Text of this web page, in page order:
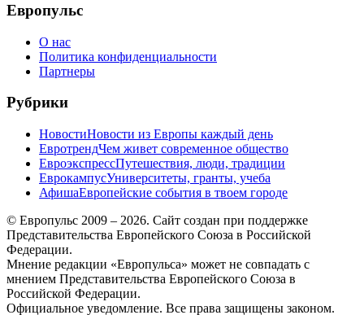
Европульс
О нас
Политика конфиденциальности
Партнеры
Рубрики
НовостиНовости из Европы каждый день
ЕвротрендЧем живет современное общество
ЕвроэкспрессПутешествия, люди, традиции
ЕврокампусУниверситеты, гранты, учеба
АфишаЕвропейские события в твоем городе
© Европульс 2009 – 2026. Сайт создан при поддержке
Представительства Европейского Союза в Российской
Федерации.
Мнение редакции «Европульса» может не совпадать с
мнением Представительства Европейского Союза в
Российской Федерации.
Официальное уведомление. Все права защищены законом.